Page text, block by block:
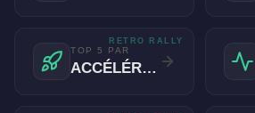
TOP 5 PAR
ACCÉLÉRATION
RETRO RALLY